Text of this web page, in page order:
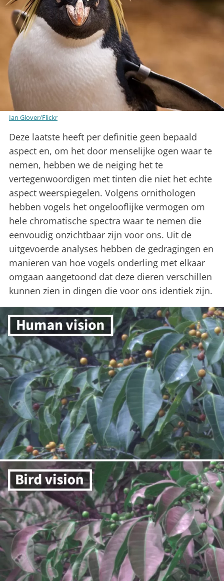
Ian Glover/Flickr
Deze laatste heeft per definitie geen bepaald
aspect en, om het door menselijke ogen waar te
nemen, hebben we de neiging het te
vertegenwoordigen met tinten die niet het echte
aspect weerspiegelen. Volgens ornithologen
hebben vogels het ongelooflijke vermogen om
hele chromatische spectra waar te nemen die
eenvoudig onzichtbaar zijn voor ons. Uit de
uitgevoerde analyses hebben de gedragingen en
manieren van hoe vogels onderling met elkaar
omgaan aangetoond dat deze dieren verschillen
kunnen zien in dingen die voor ons identiek zijn.